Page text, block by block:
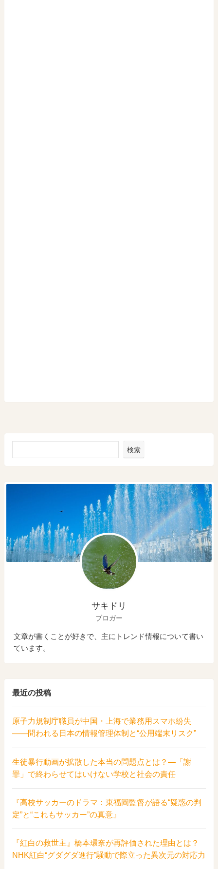
検索
サキドリ
ブロガー
文章が書くことが好きで、主にトレンド情報について書い
ています。
最近の投稿
原子力規制庁職員が中国・上海で業務用スマホ紛失
――問われる日本の情報管理体制と“公用端末リスク”
生徒暴行動画が拡散した本当の問題点とは？―「謝
罪」で終わらせてはいけない学校と社会の責任
『高校サッカーのドラマ：東福岡監督が語る“疑惑の判
定”と“これもサッカー”の真意』
『紅白の救世主』橋本環奈が再評価された理由とは？
NHK紅白“グダグダ進行”騒動で際立った異次元の対応力